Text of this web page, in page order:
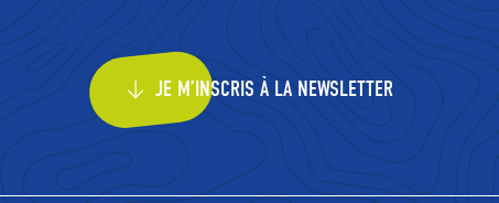
JE M’INSCRIS À LA NEWSLETTER